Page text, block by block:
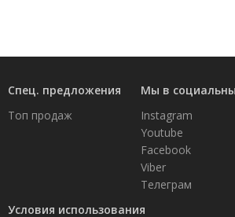
Спец. предложения
Топ продаж
Мы в
Instagram
Youtube
Facebook
Viber
Телеграм
Условия использования